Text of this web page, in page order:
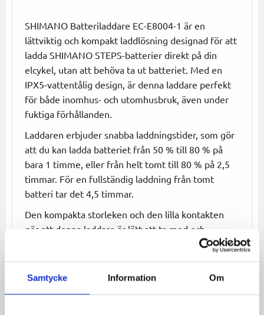
Samtycke Information Om
SHIMANO Batteriladdare EC-E8004-1 är en
lättviktig och kompakt laddlösning designad för att
ladda SHIMANO STEPS-batterier direkt på din
elcykel, utan att behöva ta ut batteriet. Med en
IPX5-vattentålig design, är denna laddare perfekt
för både inomhus- och utomhusbruk, även under
fuktiga förhållanden.
Laddaren erbjuder snabba laddningstider, som gör
att du kan ladda batteriet från 50 % till 80 % på
bara 1 timme, eller från helt tomt till 80 % på 2,5
timmar. För en fullständig laddning från tomt
batteri tar det 4,5 timmar.
Den kompakta storleken och den lilla kontakten
gör att denna laddare är lätt att ta med och
förvara. EC-E8004-1 är också kompatibel med en
Specifikationer